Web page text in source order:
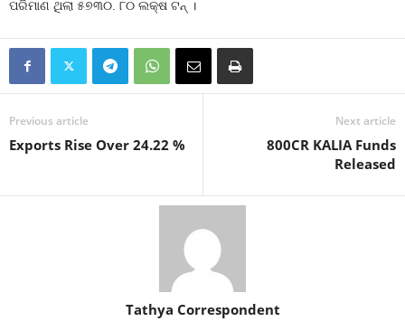
ପରିମାଣ ଥିଲା ୫୭୩୦. ୮୦ ଲକ୍ଷ ଟନ୍ ।
Previous article
Exports Rise Over 24.22 %
Next article
800CR KALIA Funds
Released
Tathya Correspondent